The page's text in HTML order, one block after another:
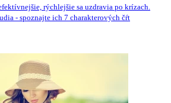
rýchlejšie sa uzdravia po krízach.
- spoznajte ich 7 charakterových čŕt